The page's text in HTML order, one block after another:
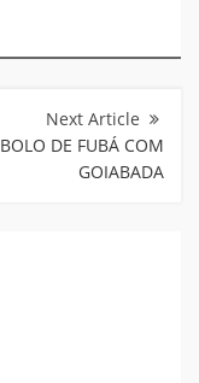
BOLO DE FUBÁ COM
GOIABADA